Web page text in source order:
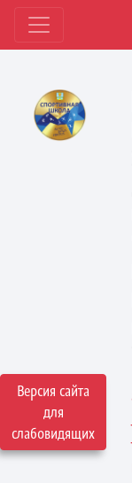
Версия сайта
для
слабовидящих